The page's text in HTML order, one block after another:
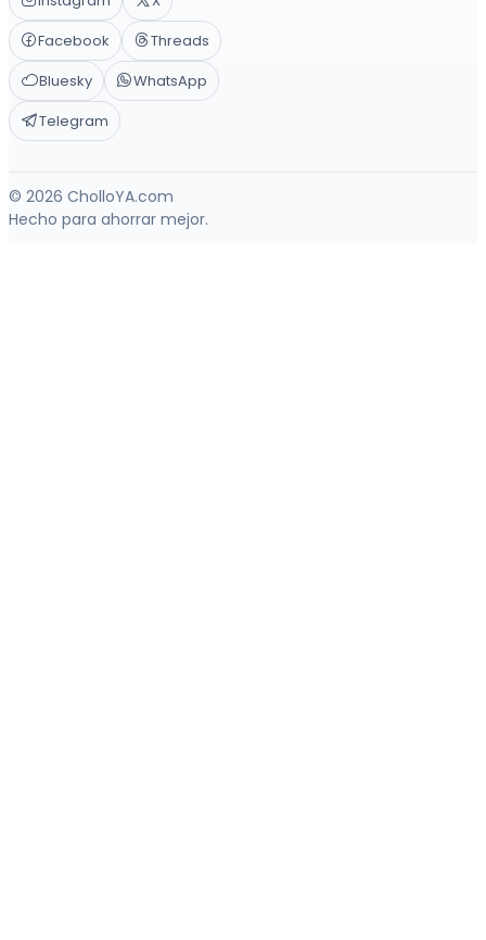
Facebook
Threads
Bluesky
WhatsApp
Telegram
© 2026 CholloYA.com
Hecho para ahorrar mejor.